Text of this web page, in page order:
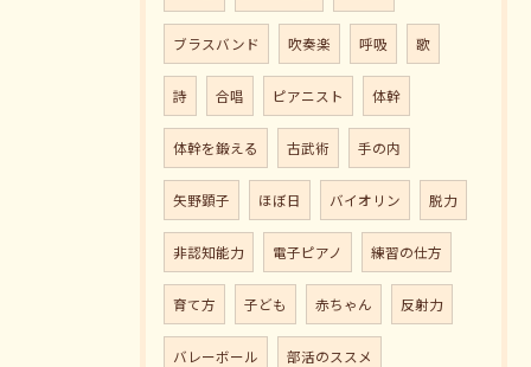
ブラスバンド 吹奏楽 呼吸 歌
詩 合唱 ピアニスト 体幹
体幹を鍛える 古武術 手の内
矢野顕子 ほぼ日 バイオリン 脱力
非認知能力 電子ピアノ 練習の仕方
育て方 子ども 赤ちゃん 反射力
バレーボール 部活のススメ